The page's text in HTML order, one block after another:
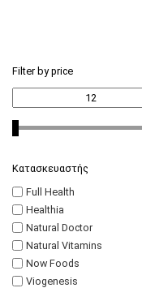
Filter by price
Κατασκευαστής
Full Health
Healthia
Natural Doctor
Natural Vitamins
Now Foods
Viogenesis